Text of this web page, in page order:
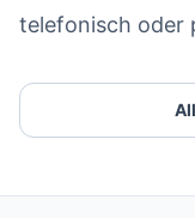
telefonisch oder